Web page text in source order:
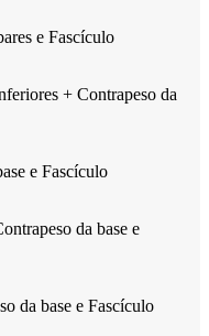
e Fascículo
+ Contrapeso da
e Fascículo
da base e
da base e Fascículo